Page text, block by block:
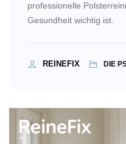
professionelle
Gesundheit wichtig ist.
REINEFIX DIE